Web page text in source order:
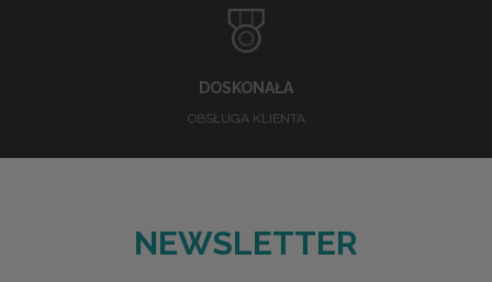
DOSKONAŁA
OBSŁUGA KLIENTA
NEWSLETTER